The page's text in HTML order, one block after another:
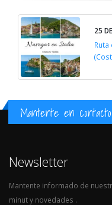
25
Mantente en contacto
Newsletter
Mantente informado de
minut y novedades .